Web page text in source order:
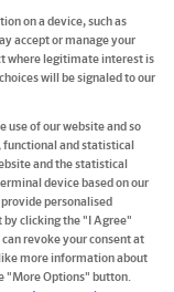
on a device, such as
accept or manage your
where legitimate interest is
will be signaled to our
use of our website and so
functional and statistical
and the statistical
device based on our
personalised
by clicking the "I Agree"
revoke your consent at
more information about
"More Options" button.